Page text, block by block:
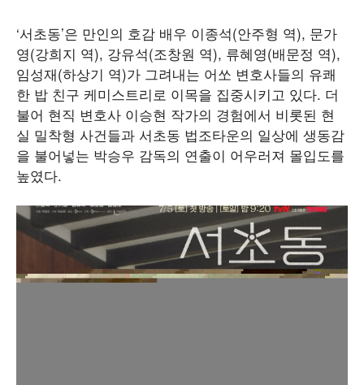
‘서초동’은 만인의 호감 배우 이종석(안주형 역), 문가
영(강희지 역), 강유석(조창원 역), 류혜영(배문정 역),
임성재(하상기 역)가 그려내는 어쏘 변호사들의 유쾌
한 밥 친구 케미스트리로 이목을 집중시키고 있다. 더
불어 현직 변호사 이승현 작가의 경험에서 비롯된 현
실 밀착형 사건들과 서초동 법조타운의 일상에 생동감
을 불어넣는 박승우 감독의 연출이 어우러져 몰입도를
높였다.